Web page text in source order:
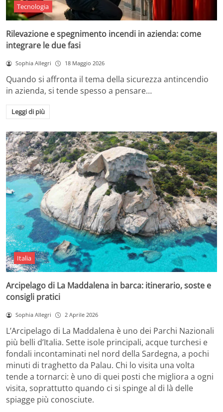
Tecnologia
Rilevazione e spegnimento incendi in azienda: come
integrare le due fasi
Sophia Allegri 18 Maggio 2026
Quando si affronta il tema della sicurezza antincendio
in azienda, si tende spesso a pensare…
Leggi di più
Italia
Arcipelago di La Maddalena in barca: itinerario, soste e
consigli pratici
Sophia Allegri 2 Aprile 2026
L’Arcipelago di La Maddalena è uno dei Parchi Nazionali
più belli d’Italia. Sette isole principali, acque turchesi e
fondali incontaminati nel nord della Sardegna, a pochi
minuti di traghetto da Palau. Chi lo visita una volta
tende a tornarci: è uno di quei posti che migliora a ogni
visita, soprattutto quando ci si spinge al di là delle
spiagge più conosciute.